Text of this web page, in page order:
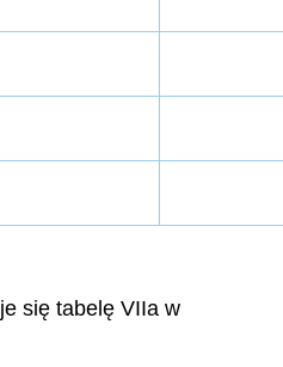
się tabelę VIIa w